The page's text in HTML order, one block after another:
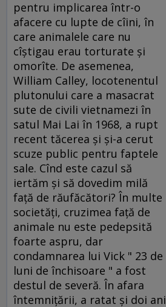
pentru implicarea într-o
afacere cu lupte de cîini, în
care animalele care nu
cîştigau erau torturate şi
omorîte. De asemenea,
William Calley, locotenentul
plutonului care a masacrat
sute de civili vietnamezi în
satul Mai Lai în 1968, a rupt
recent tăcerea şi şi-a cerut
scuze public pentru faptele
sale. Cînd este cazul să
iertăm şi să dovedim milă
faţă de răufăcători? În multe
societăţi, cruzimea faţă de
animale nu este pedepsită
foarte aspru, dar
condamnarea lui Vick " 23 de
luni de închisoare " a fost
destul de severă. În afara
întemniţării, a ratat şi doi ani